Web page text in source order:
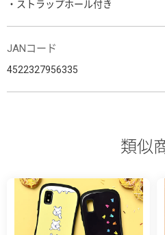
・ストラップホール付き
JANコード
4522327956335
類似